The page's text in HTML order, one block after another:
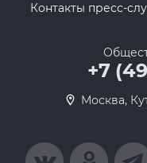
Контакты пресс-
+7
Москва,